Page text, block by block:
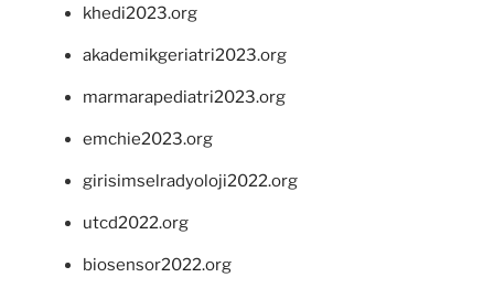
khedi2023.org
akademikgeriatri2023.org
marmarapediatri2023.org
emchie2023.org
girisimselradyoloji2022.org
utcd2022.org
biosensor2022.org